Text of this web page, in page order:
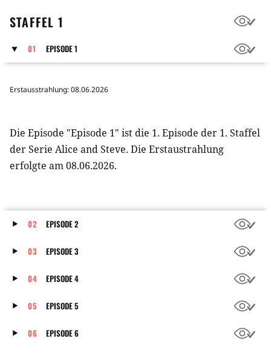
STAFFEL 1
01 EPISODE 1
Erstausstrahlung: 08.06.2026
Die Episode "Episode 1" ist die 1. Episode der 1. Staffel
der Serie Alice and Steve. Die Erstaustrahlung
erfolgte am 08.06.2026.
02 EPISODE 2
Die Episode "Episode 2" ist die 2. Episode der 1. Staffel
erfolgte am 08.06.2026.
03 EPISODE 3
Die Episode "Episode 3" ist die 3. Episode der 1. Staffel
04 EPISODE 4
05 EPISODE 5
06 EPISODE 6